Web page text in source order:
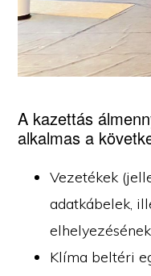
A kazettás
alkalmas a
Vezetékek
adatkábelek,
Klíma beltéri